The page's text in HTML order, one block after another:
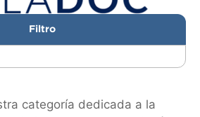
Filtro
categoría dedicada a la